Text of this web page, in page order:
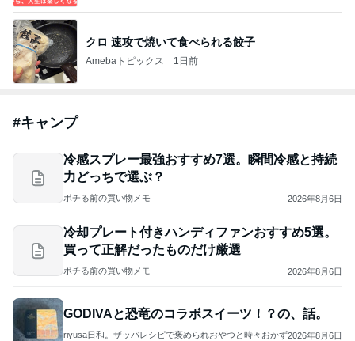
クロ 速攻で焼いて食べられる餃子
Amebaトピックス 1日前
#キャンプ
冷感スプレー最強おすすめ7選。瞬間冷感と持続
力どっちで選ぶ？
ポチる前の買い物メモ 2026年8月6日
冷却プレート付きハンディファンおすすめ5選。
買って正解だったものだけ厳選
ポチる前の買い物メモ 2026年8月6日
GODIVAと恐竜のコラボスイーツ！？の、話。
riyusa日和。ザッパレシピで褒められおやつと時々おかず2026年8月6日